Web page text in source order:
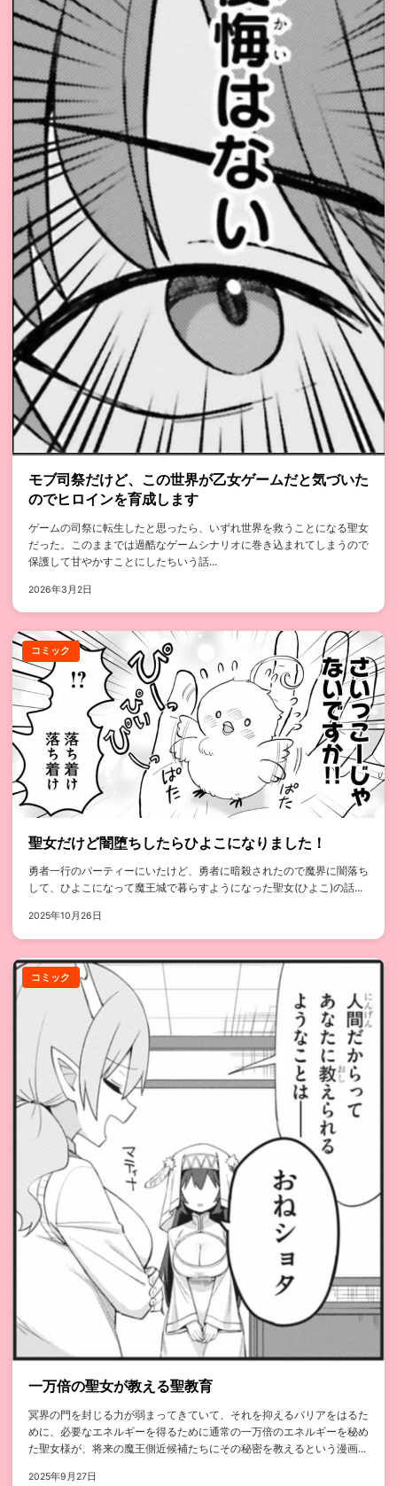
モブ司祭だけど、この世界が乙女ゲームだと気づいた
のでヒロインを育成します
ゲームの司祭に転生したと思ったら、いずれ世界を救うことになる聖女
だった。このままでは過酷なゲームシナリオに巻き込まれてしまうので
保護して甘やかすことにしたちいう話...
2026年3月2日
コミック
聖女だけど闇堕ちしたらひよこになりました！
勇者一行のパーティーにいたけど、勇者に暗殺されたので魔界に闇落ち
して、ひよこになって魔王城で暮らすようになった聖女(ひよこ)の話...
2025年10月26日
コミック
一万倍の聖女が教える聖教育
冥界の門を封じる力が弱まってきていて、それを抑えるバリアをはるた
めに、必要なエネルギーを得るために通常の一万倍のエネルギーを秘め
た聖女様が、将来の魔王側近候補たちにその秘密を教えるという漫画...
2025年9月27日